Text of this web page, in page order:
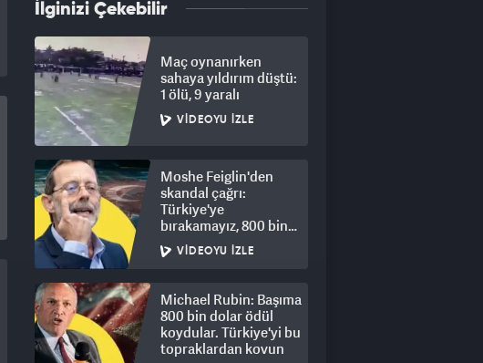
İlginizi Çekebilir
Maç oynanırken
sahaya yıldırım düştü:
1 ölü, 9 yaralı
VIDEOYU İZLE
Moshe Feiglin'den
skandal çağrı:
Türkiye'ye
bırakamayız, 800 bin
kişi için derhal sürgün!
VIDEOYU İZLE
Michael Rubin: Başıma
800 bin dolar ödül
koydular. Türkiye'yi bu
topraklardan kovun